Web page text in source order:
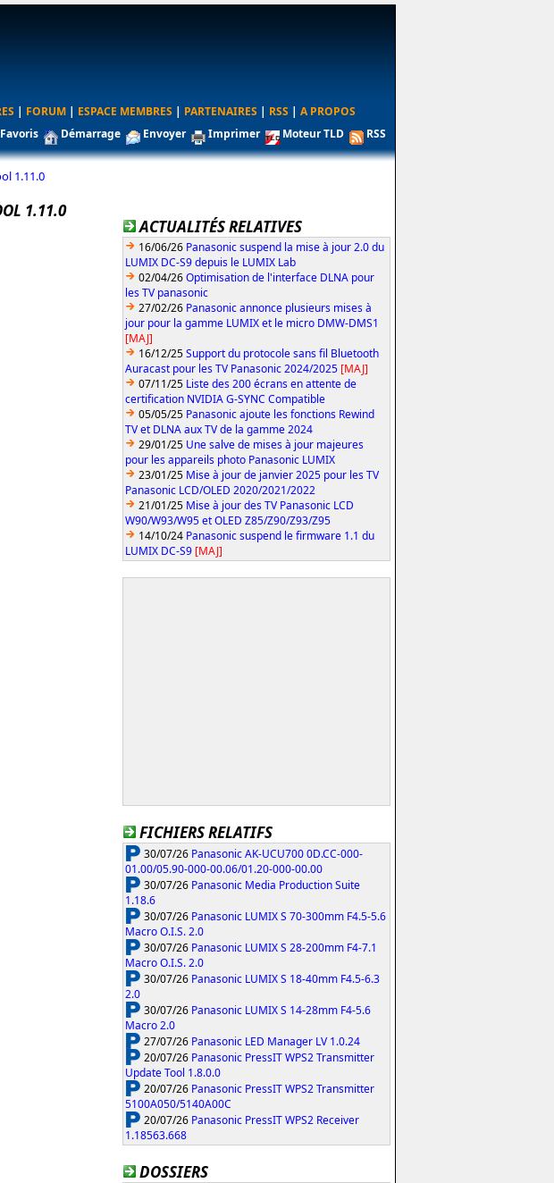
| FORUM | ESPACE MEMBRES | PARTENAIRES | RSS | A PROPOS
Favoris Démarrage Envoyer Imprimer Moteur TLD RSS
1.11.0
1.11.0
ACTUALITÉS RELATIVES
16/06/26 Panasonic suspend la mise à jour 2.0 du
LUMIX DC-S9 depuis le LUMIX Lab
02/04/26Optimisation de l'interface DLNA pour
les TV panasonic
27/02/26 Panasonic annonce plusieurs mises à
jour pour la gamme LUMIX et le micro DMW-DMS1
[MAJ]
16/12/25Support du protocole sans fil Bluetooth
Auracast pour les TV Panasonic 2024/2025 [MAJ]
07/11/25 Liste des 200 écrans en attente de
certification NVIDIA G-SYNC Compatible
05/05/25 Panasonic ajoute les fonctions Rewind
TV et DLNA aux TV de la gamme 2024
29/01/25 Une salve de mises à jour majeures
pour les appareils photo Panasonic LUMIX
23/01/25 Mise à jour de janvier 2025 pour les TV
Panasonic LCD/OLED 2020/2021/2022
21/01/25 Mise à jour des TV Panasonic LCD
W90/W93/W95 et OLED Z85/Z90/Z93/Z95
14/10/24 Panasonic suspend le firmware 1.1 du
LUMIX DC-S9 [MAJ]
FICHIERS RELATIFS
30/07/26 Panasonic AK-UCU700 0D.CC-000-
01.00/05.90-000-00.06/01.20-000-00.00
30/07/26 Panasonic Media Production Suite
1.18.6
30/07/26 Panasonic LUMIX S 70-300mm F4.5-5.6
Macro O.I.S. 2.0
30/07/26 Panasonic LUMIX S 28-200mm F4-7.1
Macro O.I.S. 2.0
30/07/26 Panasonic LUMIX S 18-40mm F4.5-6.3
2.0
30/07/26 Panasonic LUMIX S 14-28mm F4-5.6
Macro 2.0
27/07/26 Panasonic LED Manager LV 1.0.24
20/07/26 Panasonic PressIT WPS2 Transmitter
Update Tool 1.8.0.0
20/07/26 Panasonic PressIT WPS2 Transmitter
5100A050/5140A00C
20/07/26 Panasonic PressIT WPS2 Receiver
1.18563.668
DOSSIERS